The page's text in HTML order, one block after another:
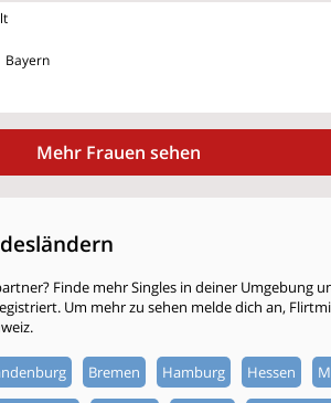
Bayern
Mehr Frauen sehen
Finde mehr Singles in deiner Umgebung
Um mehr zu sehen melde dich an,
Bremen Hamburg Hessen